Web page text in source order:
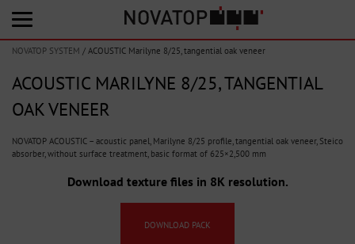
NOVATOP SYSTEM / ACOUSTIC Marilyne 8/25, tangential oak veneer
ACOUSTIC MARILYNE 8/25, TANGENTIAL
OAK VENEER
NOVATOP ACOUSTIC – acoustic panel, Marilyne 8/25 profile, tangential oak veneer, Steico
absorber, without surface treatment, basic format of 625×2,500 mm
Download texture files in 8K resolution.
DOWNLOAD PACK